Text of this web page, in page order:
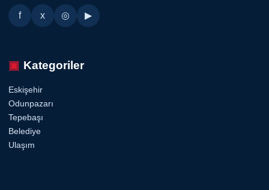
f x ◎ ▶
Kategoriler
Eskişehir
Odunpazarı
Tepebaşı
Belediye
Ulaşım